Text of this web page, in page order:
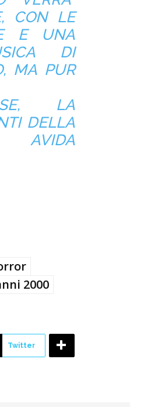
CON LE
E UNA
DI
MA PUR
LA
DELLA
AVIDA
2000
Twitter